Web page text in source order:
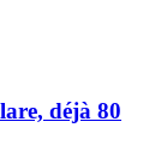
déjà 80